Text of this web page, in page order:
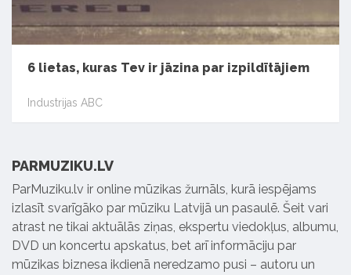
6 lietas, kuras Tev ir jāzina par izpildītājiem
Industrijas ABC
PARMUZIKU.LV
ParMuziku.lv ir online mūzikas žurnāls, kurā iespējams
izlasīt svarīgāko par mūziku Latvijā un pasaulē. Šeit vari
atrast ne tikai aktuālās ziņas, ekspertu viedokļus, albumu,
DVD un koncertu apskatus, bet arī informāciju par
mūzikas biznesa ikdienā neredzamo pusi – autoru un